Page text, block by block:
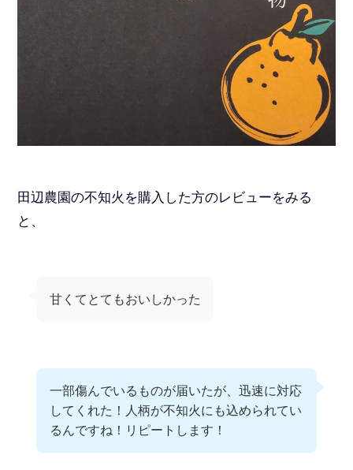
田辺農園の不知火を購入した方のレビューをみる
と、
甘くてとてもおいしかった
一部傷んでいるものが届いたが、迅速に対応
してくれた！人柄が不知火にも込められてい
るんですね！リピートします！